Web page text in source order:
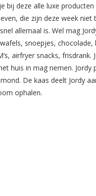
bij deze alle luxe
die zijn deze week
allemaal is. Wel mag
snoepjes,
airfryer snacks,
huis in mag nemen. Jordy
De kaas deelt Jordy
ophalen.